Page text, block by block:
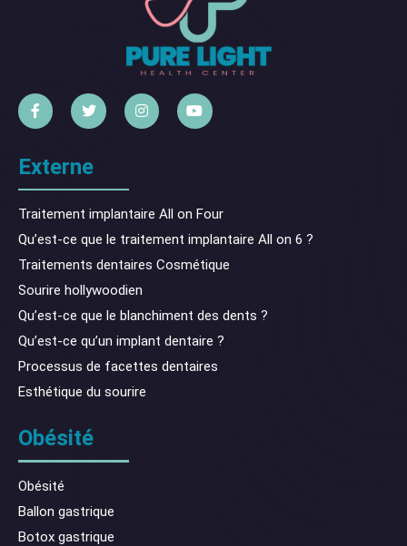
Externe
Traitement implantaire All on Four
Qu’est-ce que le traitement implantaire All on 6 ?
Traitements dentaires Cosmétique
Sourire hollywoodien
Qu’est-ce que le blanchiment des dents ?
Qu’est-ce qu’un implant dentaire ?
Processus de facettes dentaires
Esthétique du sourire
Obésité
Obésité
Ballon gastrique
Botox gastrique